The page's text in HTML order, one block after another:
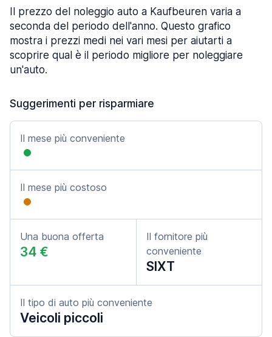
Il prezzo del noleggio auto a Kaufbeuren varia a
seconda del periodo dell'anno. Questo grafico
mostra i prezzi medi nei vari mesi per aiutarti a
scoprire qual è il periodo migliore per noleggiare
un'auto.
Suggerimenti per risparmiare
Il mese più conveniente
Il mese più costoso
Una buona offerta
34 €
Il fornitore più
conveniente
SIXT
Il tipo di auto più conveniente
Veicoli piccoli